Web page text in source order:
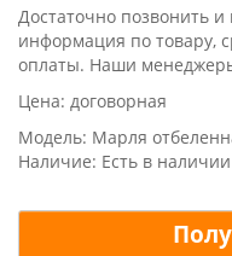
Достаточно позвонить
информация по товару,
оплаты. Наши
Цена: договорная
Модель: Марля
Наличие: Есть в наличии